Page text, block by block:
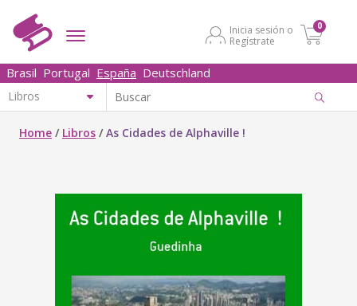
Inicia sesión o
Regístrate
0
Brasil Portugal España Deutschland
Home / Libros /As Cidades de Alphaville !